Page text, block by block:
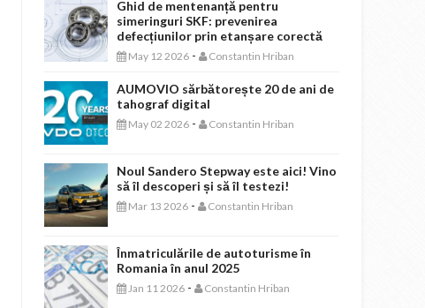
Ghid de mentenanță pentru
simeringuri SKF: prevenirea
defecțiunilor prin etanșare corectă
May 12 2026 - Constantin Hriban
AUMOVIO sărbătorește 20 de ani de
tahograf digital
May 02 2026 - Constantin Hriban
Noul Sandero Stepway este aici! Vino
să îl descoperi și să îl testezi!
Mar 13 2026 - Constantin Hriban
Înmatriculările de autoturisme în
Romania în anul 2025
Jan 11 2026 - Constantin Hriban